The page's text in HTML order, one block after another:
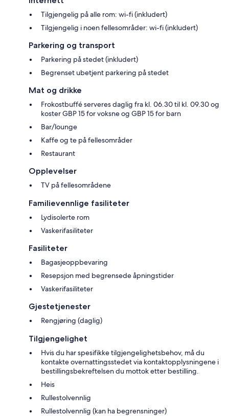
Tilgjengelig på alle rom: wi-fi (inkludert)
Tilgjengelig i noen fellesområder: wi-fi (inkludert)
Parkering og transport
Parkering på stedet (inkludert)
Begrenset ubetjent parkering på stedet
Mat og drikke
Frokostbuffé serveres daglig fra kl. 06.30 til kl. 09.30 og
koster GBP 15 for voksne og GBP 15 for barn
Bar/lounge
Kaffe og te på fellesområder
Restaurant
Opplevelser
TV på fellesområdene
Familievennlige fasiliteter
Lydisolerte rom
Vaskerifasiliteter
Fasiliteter
Bagasjeoppbevaring
Resepsjon med begrensede åpningstider
Vaskerifasiliteter
Gjestetjenester
Rengjøring (daglig)
Tilgjengelighet
Hvis du har spesifikke tilgjengelighetsbehov, må du
kontakte overnattingsstedet via kontaktopplysningene i
bestillingsbekreftelsen du mottok etter bestilling.
Heis
Rullestolvennlig
Rullestolvennlig (kan ha begrensninger)